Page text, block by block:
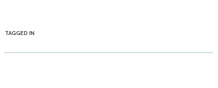
TAGGED IN